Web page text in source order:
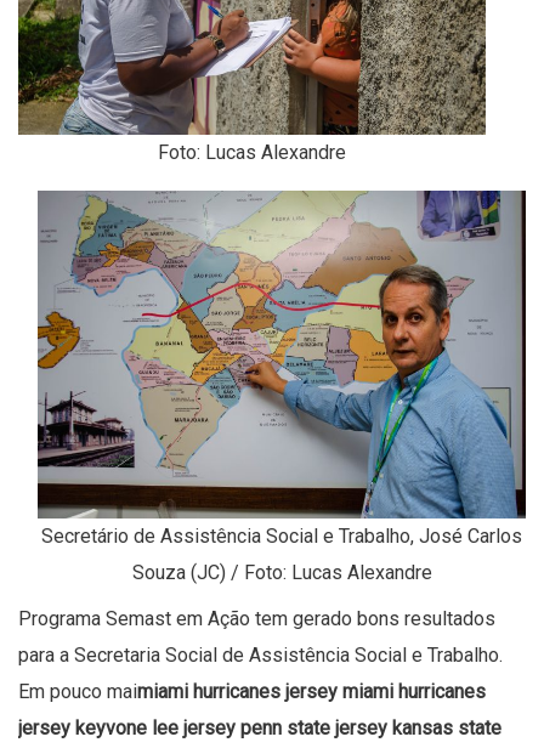
Foto: Lucas Alexandre
Secretário de Assistência Social e Trabalho, José Carlos
Souza (JC) / Foto: Lucas Alexandre
Programa Semast em Ação tem gerado bons resultados
para a Secretaria Social de Assistência Social e Trabalho.
Em pouco maimiami hurricanes jersey miami hurricanes
jersey keyvone lee jersey penn state jersey kansas state